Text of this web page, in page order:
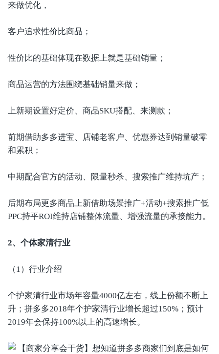
来做优化，
客户追求性价比商品；
性价比的基础体现在数据上就是基础销量；
商品运营的方法围绕基础销量来做；
上新期设置好定价、商品SKU搭配、来测款；
前期借助多多进宝、店铺老客户、优惠券达到销量破零
和累积；
中期配合官方的活动、限量秒杀、搜索推广维持坑产；
后期布局更多商品上新借助场景推广+活动+搜索推广低
PPC持平ROI维持店铺整体流量、增强流量的承接能力。
2、个体家清行业
（1）行业介绍
个护家清行业市场年容量4000亿左右，线上份额不断上
升；拼多多2018年个护家清行业增长超过150%；预计
2019年会保持100%以上的高速增长。